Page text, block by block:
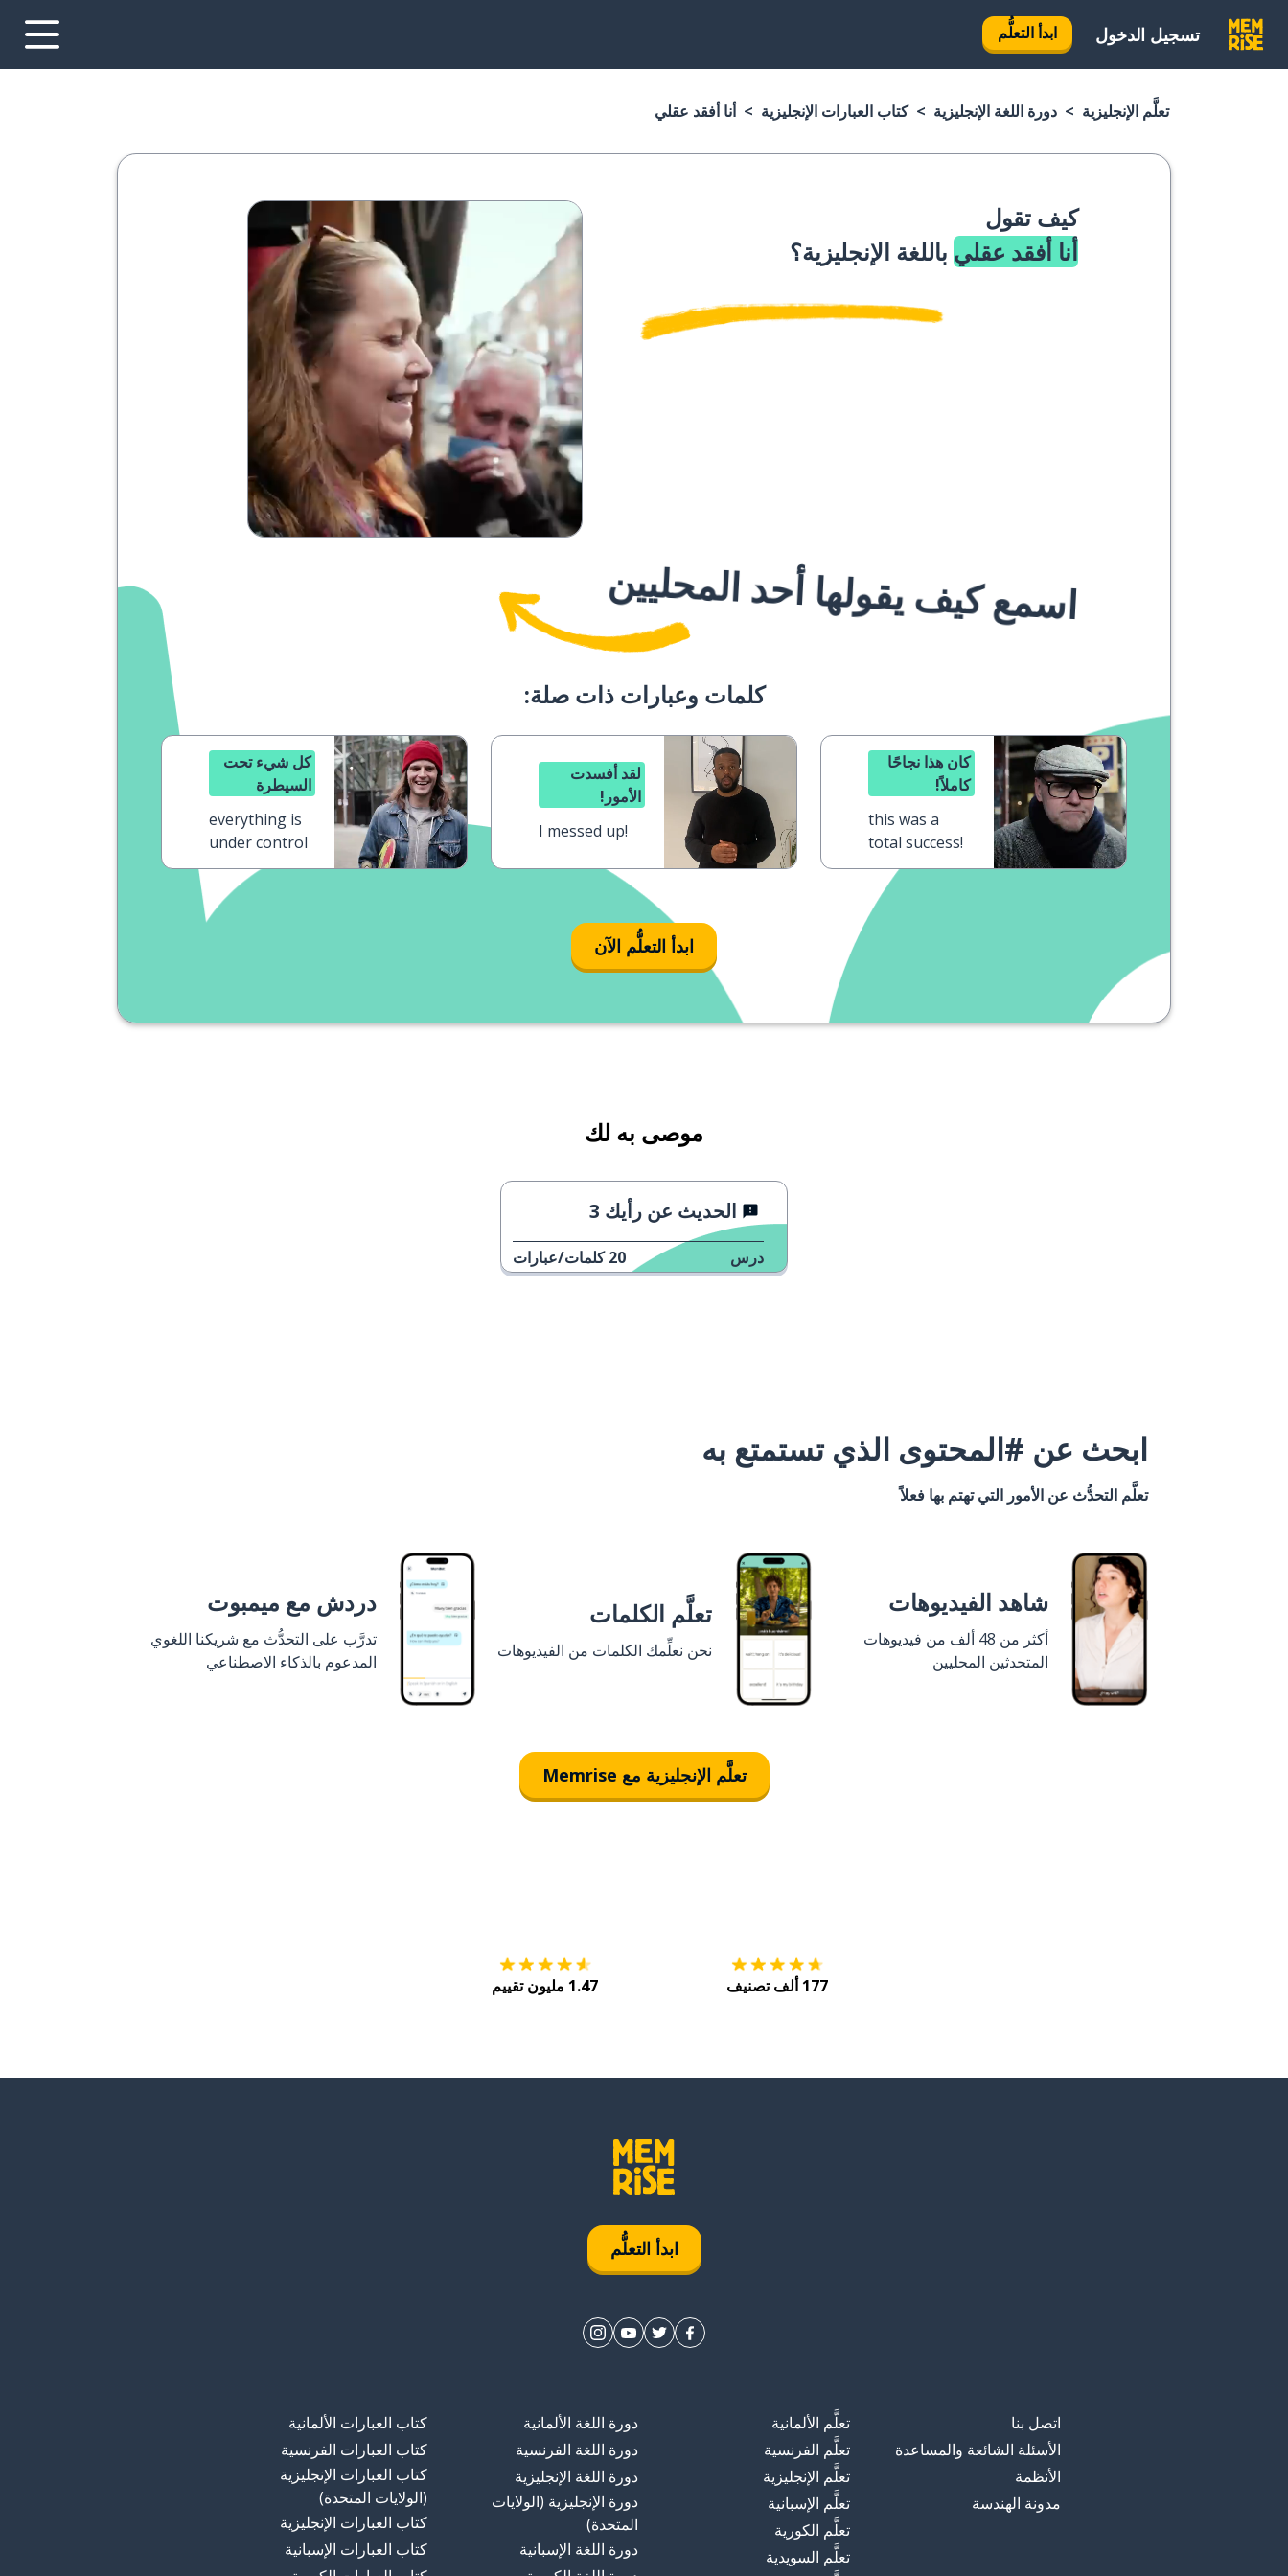
تسجيل الدخول ابدأ التعلُّم
تعلَّم الإنجليزية دورة اللغة الإنجليزية كتاب العبارات الإنجليزية أنا أفقد عقلي
كيف تقول
أنا أفقد عقلي باللغة الإنجليزية؟
اسمع كيف يقولها أحد المحليين
كلمات وعبارات ذات صلة:
كان هذا نجاحًا
كاملاً!
this was a
total success!
لقد أفسدت
الأمور!
I messed up!
كل شيء تحت
السيطرة
everything is
under control
ابدأ التعلُّم الآن
موصى به لك
الحديث عن رأيك 3
درس 20 كلمات/عبارات
ابحث عن #المحتوى الذي تستمتع به
تعلَّم التحدُّث عن الأمور التي تهتم بها فعلاً
شاهد الفيديوهات
أكثر من 48 ألف من فيديوهات
المتحدثين المحليين
تعلَّم الكلمات
نحن نعلِّمك الكلمات من الفيديوهات
دردش مع ميمبوت
تدرَّب على التحدُّث مع شريكنا اللغوي
المدعوم بالذكاء الاصطناعي
تعلَّم الإنجليزية مع Memrise
177 ألف تصنيف 1.47 مليون تقييم
ابدأ التعلُّم
اتصل بنا
الأسئلة الشائعة والمساعدة
الأنظمة
مدونة الهندسة
تعلَّم الألمانية
تعلَّم الفرنسية
تعلَّم الإنجليزية
تعلَّم الإسبانية
تعلَّم الكورية
تعلَّم السويدية
دورة اللغة الألمانية
دورة اللغة الفرنسية
دورة اللغة الإنجليزية
دورة الإنجليزية (الولايات
المتحدة)
دورة اللغة الإسبانية
كتاب العبارات الألمانية
كتاب العبارات الفرنسية
كتاب العبارات الإنجليزية
(الولايات المتحدة)
كتاب العبارات الإنجليزية
كتاب العبارات الإسبانية